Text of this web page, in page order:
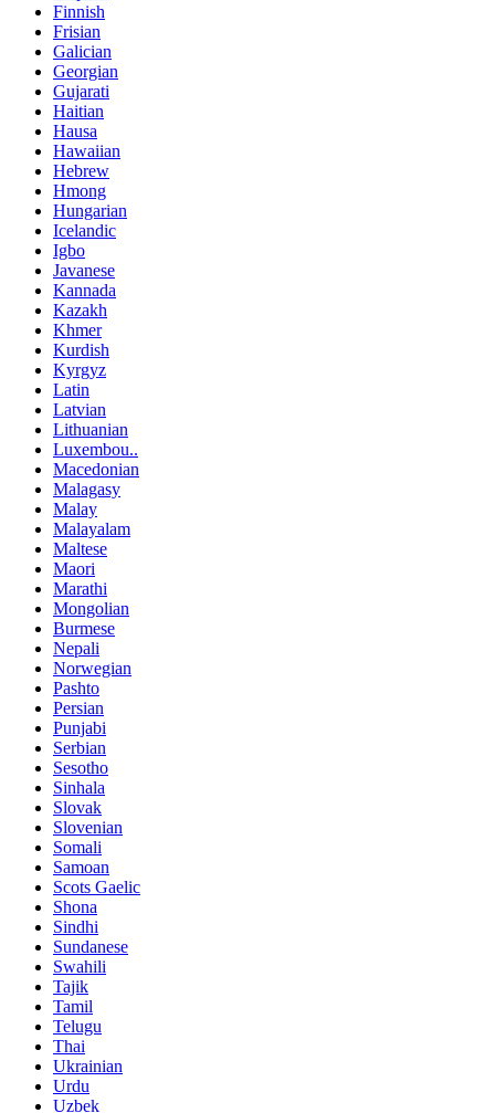
Finnish
Frisian
Galician
Georgian
Gujarati
Haitian
Hausa
Hawaiian
Hebrew
Hmong
Hungarian
Icelandic
Igbo
Javanese
Kannada
Kazakh
Khmer
Kurdish
Kyrgyz
Latin
Latvian
Lithuanian
Luxembou..
Macedonian
Malagasy
Malay
Malayalam
Maltese
Maori
Marathi
Mongolian
Burmese
Nepali
Norwegian
Pashto
Persian
Punjabi
Serbian
Sesotho
Sinhala
Slovak
Slovenian
Somali
Samoan
Scots Gaelic
Shona
Sindhi
Sundanese
Swahili
Tajik
Tamil
Telugu
Thai
Ukrainian
Urdu
Uzbek